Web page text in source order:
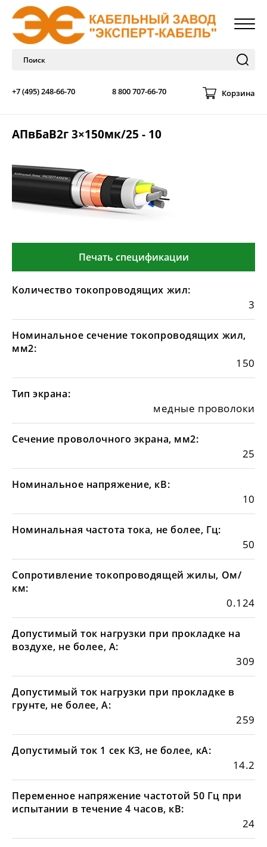
+7 (495) 248-66-70 8 800 707-66-70 Корзина
АПвБаВ2г 3×150мк/25 - 10
Печать спецификации
Количество токопроводящих жил:
3
Номинальное сечение токопроводящих жил,
мм2:
150
Тип экрана:
медные проволоки
Сечение проволочного экрана, мм2:
25
Номинальное напряжение, кВ:
10
Номинальная частота тока, не более, Гц:
50
Сопротивление токопроводящей жилы, Ом/
км:
0.124
Допустимый ток нагрузки при прокладке на
воздухе, не более, А:
309
Допустимый ток нагрузки при прокладке в
грунте, не более, А:
259
Допустимый ток 1 сек КЗ, не более, кА:
14.2
Переменное напряжение частотой 50 Гц при
испытании в течение 4 часов, кВ:
24